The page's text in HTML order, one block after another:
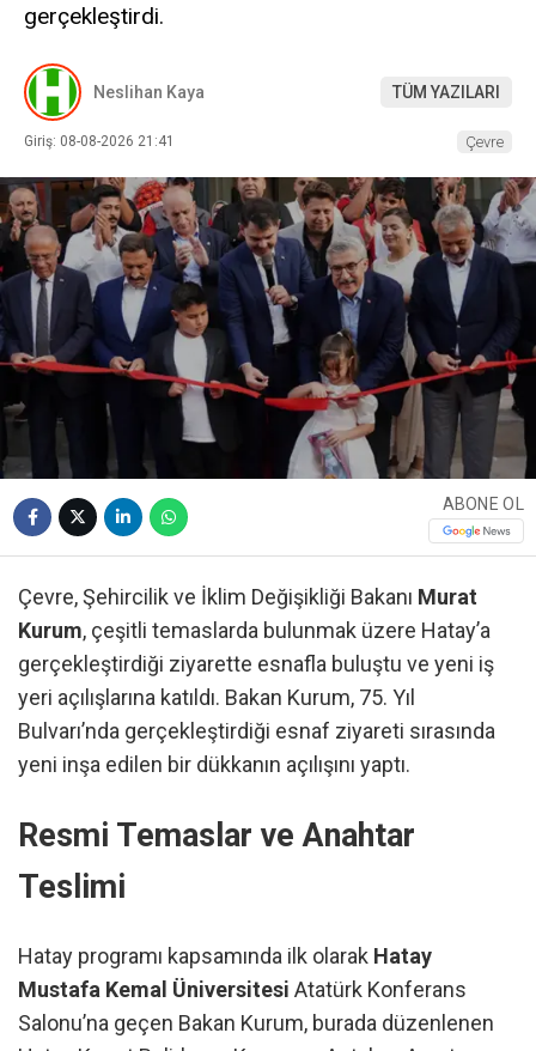
gerçekleştirdi.
Neslihan Kaya TÜM YAZILARI
Giriş: 08-08-2026 21:41 Çevre
ABONE OL
Çevre, Şehircilik ve İklim Değişikliği Bakanı Murat
Kurum, çeşitli temaslarda bulunmak üzere Hatay’a
gerçekleştirdiği ziyarette esnafla buluştu ve yeni iş
yeri açılışlarına katıldı. Bakan Kurum, 75. Yıl
Bulvarı’nda gerçekleştirdiği esnaf ziyareti sırasında
yeni inşa edilen bir dükkanın açılışını yaptı.
Resmi Temaslar ve Anahtar
Teslimi
Hatay programı kapsamında ilk olarak Hatay
Mustafa Kemal Üniversitesi Atatürk Konferans
Salonu’na geçen Bakan Kurum, burada düzenlenen